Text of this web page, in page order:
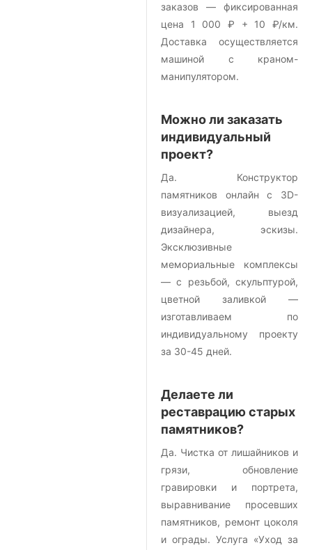
заказов — фиксированная
цена 1 000 ₽ + 10 ₽/км.
Доставка осуществляется
машиной с краном-
манипулятором.
Можно ли заказать
индивидуальный
проект?
Да. Конструктор
памятников онлайн с 3D-
визуализацией, выезд
дизайнера, эскизы.
Эксклюзивные
мемориальные комплексы
— с резьбой, скульптурой,
цветной заливкой —
изготавливаем по
индивидуальному проекту
за 30-45 дней.
Делаете ли
реставрацию старых
памятников?
Да. Чистка от лишайников и
грязи, обновление
гравировки и портрета,
выравнивание просевших
памятников, ремонт цоколя
и ограды. Услуга «Уход за